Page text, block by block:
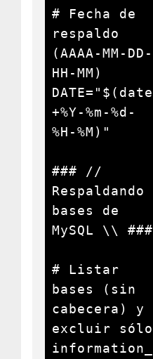
# Fecha de
respaldo
(AAAA-MM-DD-
HH-MM)
DATE="$(date
+%Y-%m-%d-
%H-%M)"
### //
Respaldando
bases de
MySQL \\ ###
# Listar
bases (sin
cabecera) y
excluir sólo
information_